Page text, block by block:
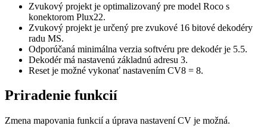
Zvukový projekt je optimalizovaný pre model Roco s
konektorom Plux22.
Zvukový projekt je určený pre zvukové 16 bitové dekodéry
radu MS.
Odporúčaná minimálna verzia softvéru pre dekodér je 5.5.
Dekodér má nastavenú základnú adresu 3.
Reset je možné vykonať nastavením CV8 = 8.
Priradenie funkcií
Zmena mapovania funkcií a úprava nastavení CV je možná.